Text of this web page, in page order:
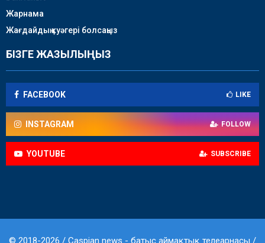
Жарнама
Жағдайдың куәгері болсаңыз
БІЗГЕ ЖАЗЫЛЫҢЫЗ
FACEBOOK LIKE
INSTAGRAM FOLLOW
YOUTUBE SUBSCRIBE
© 2018-2026 / Caspian news - батыс аймақтық телеарнасы /